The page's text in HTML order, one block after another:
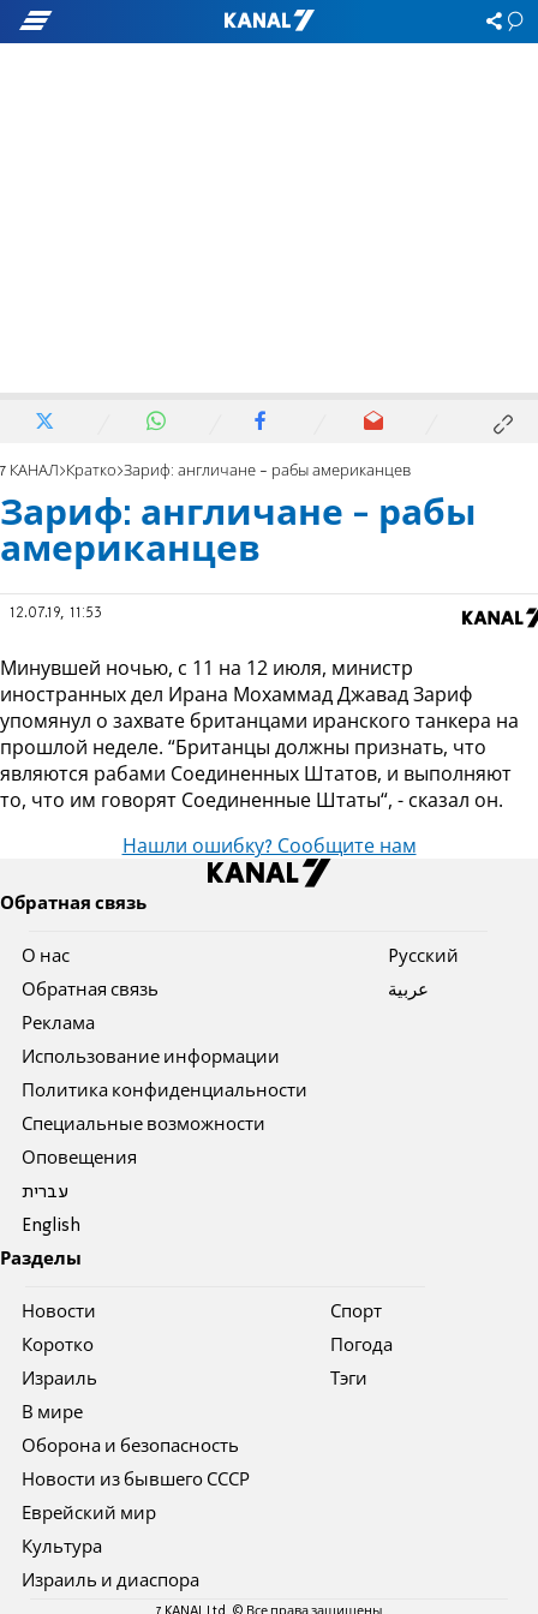
7 КАНАЛ Кратко Зариф: англичане - рабы американцев
Зариф: англичане - рабы
американцев
12.07.19, 11:53
Минувшей ночью, с 11 на 12 июля, министр
иностранных дел Ирана Мохаммад Джавад Зариф
упомянул о захвате британцами иранского танкера на
прошлой неделе. “Британцы должны признать, что
являются рабами Соединенных Штатов, и выполняют
то, что им говорят Соединенные Штаты“, - сказал он.
Нашли ошибку? Сообщите нам
Обратная связь
О нас
Обратная связь
Реклама
Использование информации
Политика конфиденциальности
Специальные возможности
Оповещения
עברית
English
Pусский
عربية
Разделы
Новости
Коротко
Израиль
В мире
Оборона и безопасность
Новости из бывшего СССР
Еврейский мир
Культура
Израиль и диаспора
Спорт
Погода
Тэги